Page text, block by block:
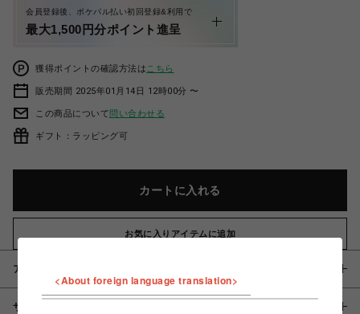
会員登録後、ポケパル払い初回登録&利用で
最大1,500円分ポイント進呈
獲得ポイントの確認方法は こちら
販売期間 2025年01月14日 12時00分 〜
この商品について問い合わせる
ギフト：ラッピング可
カートに入れる
お気に入りアイテムに追加
アイテム説明 / 素材
サイズ
<About foreign language translation>